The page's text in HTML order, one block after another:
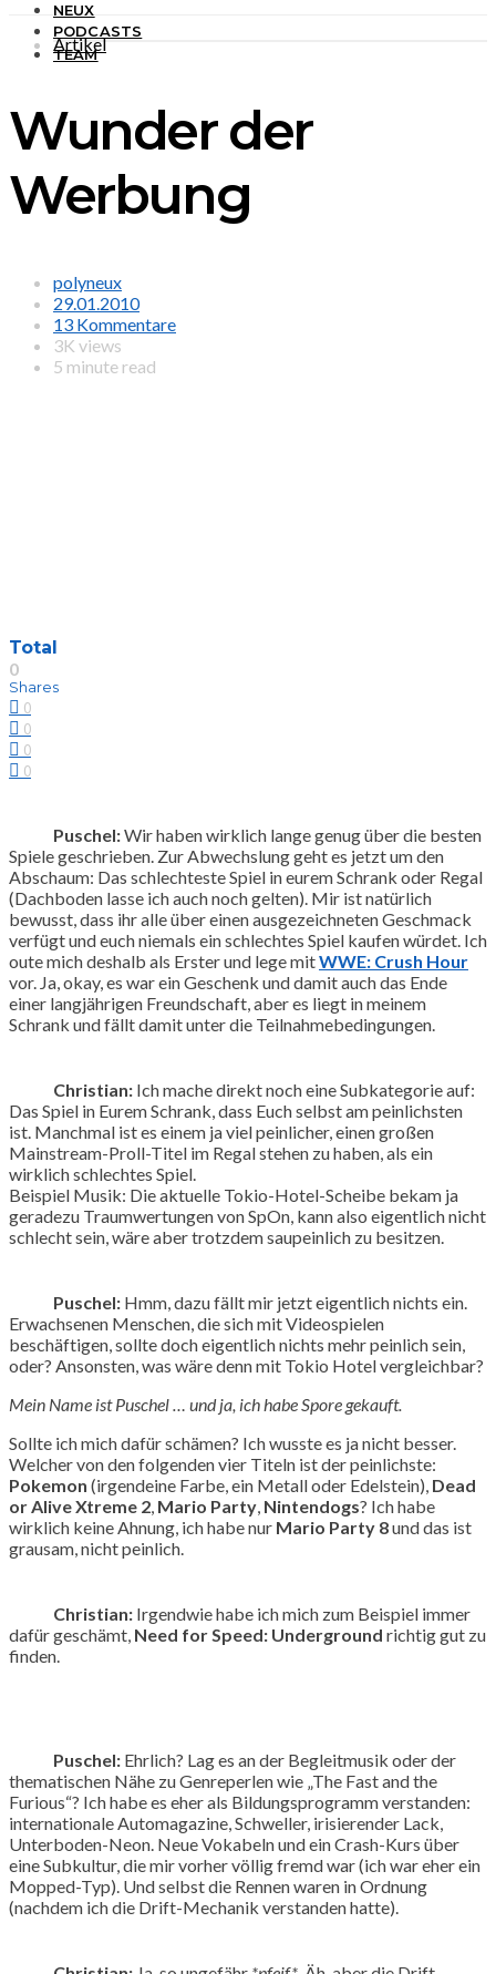
NEUX
PODCASTS
TEAM
Artikel
Wunder der
Werbung
polyneux
29.01.2010
13 Kommentare
3K views
5 minute read
Total
0
Shares
0
0
0
0
Puschel:Wir haben wirklich lange genug über die besten
Spiele geschrieben. Zur Abwechslung geht es jetzt um den
Abschaum: Das schlechteste Spiel in eurem Schrank oder Regal
(Dachboden lasse ich auch noch gelten). Mir ist natürlich
bewusst, dass ihr alle über einen ausgezeichneten Geschmack
verfügt und euch niemals ein schlechtes Spiel kaufen würdet. Ich
oute mich deshalb als Erster und lege mitWWE: Crush Hour
vor. Ja, okay, es war ein Geschenk und damit auch das Ende
einer langjährigen Freundschaft, aber es liegt in meinem
Schrank und fällt damit unter die Teilnahmebedingungen.
Christian: Ich mache direkt noch eine Subkategorie auf:
Das Spiel in Eurem Schrank, dass Euch selbst am peinlichsten
ist. Manchmal ist es einem ja viel peinlicher, einen großen
Mainstream-Proll-Titel im Regal stehen zu haben, als ein
wirklich schlechtes Spiel.
Beispiel Musik: Die aktuelle Tokio-Hotel-Scheibe bekam ja
geradezu Traumwertungen von SpOn, kann also eigentlich nicht
schlecht sein, wäre aber trotzdem saupeinlich zu besitzen.
Puschel: Hmm, dazu fällt mir jetzt eigentlich nichts ein.
Erwachsenen Menschen, die sich mit Videospielen
beschäftigen, sollte doch eigentlich nichts mehr peinlich sein,
oder? Ansonsten, was wäre denn mit Tokio Hotel vergleichbar?
Mein Name ist Puschel … und ja, ich habe Spore gekauft.
Sollte ich mich dafür schämen? Ich wusste es ja nicht besser.
Welcher von den folgenden vier Titeln ist der peinlichste:
Pokemon (irgendeine Farbe, ein Metall oder Edelstein), Dead
or Alive Xtreme 2 Mario Party Nintendogs? Ich habe
wirklich keine Ahnung, ich habe nur Mario Party 8und das ist
grausam, nicht peinlich.
Christian: Irgendwie habe ich mich zum Beispiel immer
dafür geschämt, Need for Speed: Underground richtig gut zu
finden.
Puschel: Ehrlich? Lag es an der Begleitmusik oder der
thematischen Nähe zu Genreperlen wie „The Fast and the
Furious“? Ich habe es eher als Bildungsprogramm verstanden:
internationale Automagazine, Schweller, irisierender Lack,
Unterboden-Neon. Neue Vokabeln und ein Crash-Kurs über
eine Subkultur, die mir vorher völlig fremd war (ich war eher ein
Mopped-Typ). Und selbst die Rennen waren in Ordnung
(nachdem ich die Drift-Mechanik verstanden hatte).